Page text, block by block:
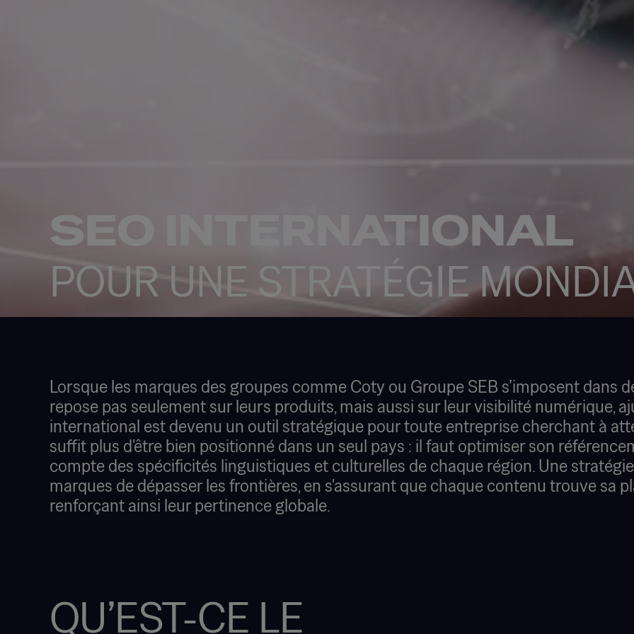
SEO INTERNATIONAL
POUR UNE STRATÉGIE
Lorsque les marques des groupes comme Coty ou Groupe SEB s’imposent dans
repose pas seulement sur leurs produits, mais aussi sur leur visibilité numérique,
international est devenu un outil stratégique pour toute entreprise cherchant à
suffit plus d'être bien positionné dans un seul pays : il faut optimiser son
compte des spécificités linguistiques et culturelles de chaque région. Une
marques de dépasser les frontières, en s'assurant que chaque contenu trouve sa
renforçant ainsi leur pertinence globale.
QU’EST-CE LE